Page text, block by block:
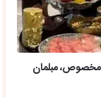
مخصوص، مبلمان